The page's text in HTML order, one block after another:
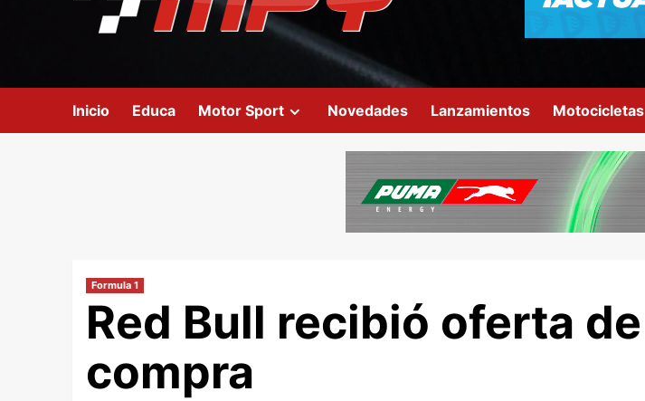
Inicio Educa Motor Sport Novedades Lanzamientos Motocicletas
Formula 1
Red Bull recibió oferta de
compra